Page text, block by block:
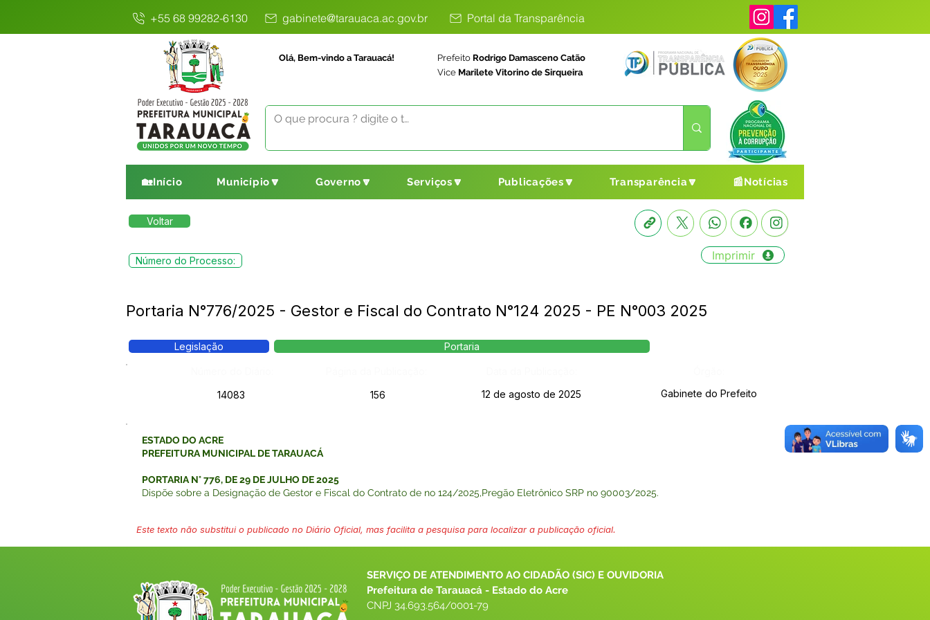
+55 68 99282-6130 gabinete@tarauaca.ac.gov.br Portal da Transparência
Olá, Bem-vindo a Tarauacá! Prefeito Rodrigo Damasceno Catão
Vice Marilete Vitorino de Sirqueira
🏡Início Município🔽 Governo🔽 Serviços🔽 Publicações🔽 Transparência🔽 📰Notícias
Voltar
Número do Processo: Imprimir
Portaria N°776/2025 - Gestor e Fiscal do Contrato N°124 2025 - PE N°003 2025
Legislação Portaria
14083
156 12 de agosto de 2025 Gabinete do Prefeito
ESTADO DO ACRE
PREFEITURA MUNICIPAL DE TARAUACÁ
PORTARIA N° 776, DE 29 DE JULHO DE 2025
Dispõe sobre a Designação de Gestor e Fiscal do Contrato de no 124/2025,Pregão Eletrônico SRP no 90003/2025.
Este texto não substitui o publicado no Diário Oficial, mas facilita a pesquisa para localizar a publicação oficial.
SERVIÇO DE ATENDIMENTO AO CIDADÃO (SIC) E OUVIDORIA
Prefeitura de Tarauacá - Estado do Acre
CNPJ 34.693.564/0001-79